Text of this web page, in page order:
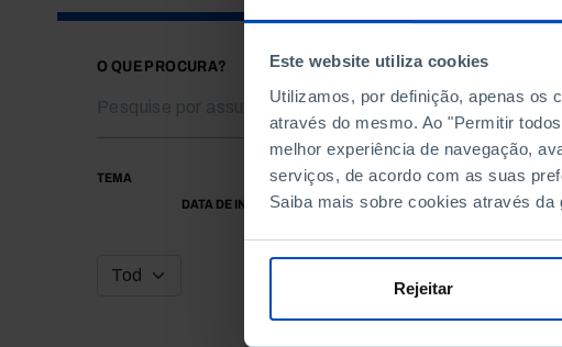
Este website utiliza cookies
Utilizamos, por definição, apenas os
através do mesmo. Ao "Permitir
melhor experiência de navegação,
serviços, de acordo com as suas
Saiba mais sobre cookies através
Rejeitar
O QUE PROCURA?
TEMA
DATA DE INÍCIO